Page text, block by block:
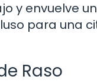
y envuelve
para una
Raso